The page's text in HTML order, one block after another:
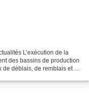
L’exécution de la
des bassins de production
de déblais, de remblais et de